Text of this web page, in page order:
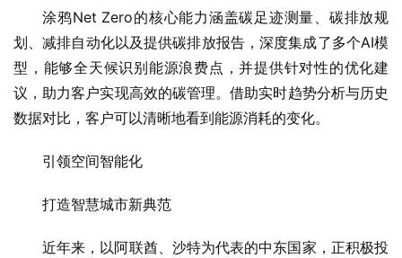
涂鸦Net Zero的核心能力涵盖碳足迹测量、碳排放规
划、减排自动化以及提供碳排放报告，深度集成了多个AI模
型，能够全天候识别能源浪费点，并提供针对性的优化建
议，助力客户实现高效的碳管理。借助实时趋势分析与历史
数据对比，客户可以清晰地看到能源消耗的变化。
引领空间智能化
打造智慧城市新典范
近年来，以阿联酋、沙特为代表的中东国家，正积极投